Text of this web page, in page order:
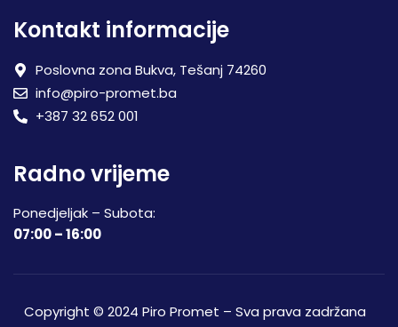
Kontakt informacije
Poslovna zona Bukva, Tešanj 74260
info@piro-promet.ba
+387 32 652 001
Radno vrijeme
Ponedjeljak – Subota:
07:00 – 16:00
Copyright © 2024 Piro Promet – Sva prava zadržana